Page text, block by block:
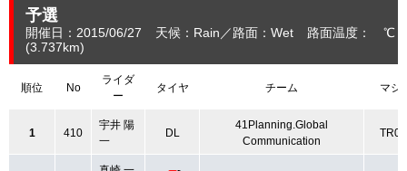
予選
開催日：2015/06/27 天候：Rain 路面：Wet
路面温度： ℃
(3.737km)
順位 No
ライダ
ー
タイヤ チーム マシ
1 410
宇井 陽
一
DL
41Planning.Global
Communication